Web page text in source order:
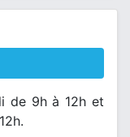
de 9h à 12h et